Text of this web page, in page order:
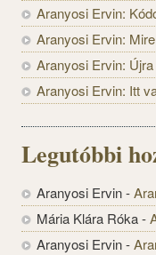
Aranyosi Ervin:
Aranyosi Ervin:
Aranyosi Ervin:
Aranyosi Ervin: Itt
Legutóbbi
Aranyosi Ervin-
Mária Klára Róka-
Aranyosi Ervin-